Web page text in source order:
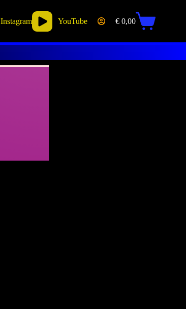
Instagram YouTube €0,00